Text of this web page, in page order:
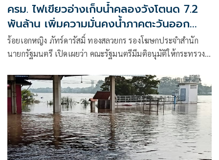
ครม. ไฟเขียวอ่างเก็บน้ำคลองวังโตนด 7.2
พันล้าน เพิ่มความมั่นคงน้ำภาคตะวันออก
รองรับ EEC
ร้อยเอกหญิง ภัทร์ดารัสมิ์ ทองสลวยกร รองโฆษกประจำสำนัก
นายกรัฐมนตรี เปิดเผยว่า คณะรัฐมนตรีมีมติอนุมัติให้กระทรวง
น้ำคลองวังโตนด จังหวัดจันทบุรี กรอบวงเงินงบประมาณ 7,200
ล้านบาท